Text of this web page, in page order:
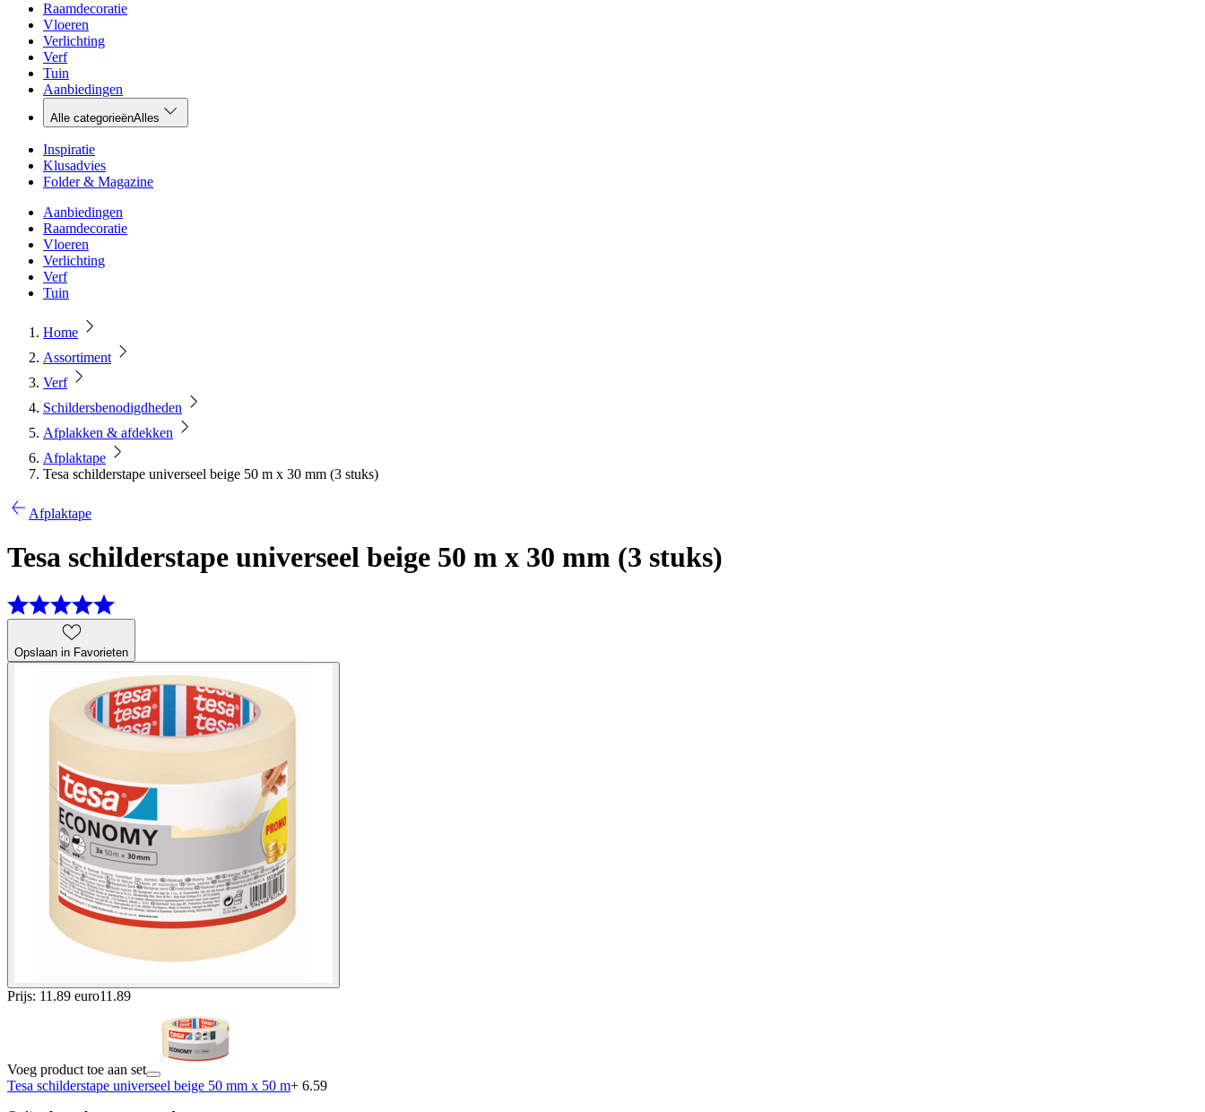
Raamdecoratie
Vloeren
Verlichting
Verf
Tuin
Aanbiedingen
Alle categorieënAlles
Inspiratie
Klusadvies
Folder & Magazine
Aanbiedingen
Raamdecoratie
Vloeren
Verlichting
Verf
Tuin
Home
Assortiment
Verf
Schildersbenodigdheden
Afplakken & afdekken
Afplaktape
Tesa schilderstape universeel beige 50 m x 30 mm (3 stuks)
Afplaktape
Tesa schilderstape universeel beige 50 m x 30 mm (3 stuks)
Opslaan in Favorieten
Prijs: 11.89 euro11 .89
Voeg product toe aan set
Tesa schilderstape universeel beige 50 mm x 50 m+ 6.59